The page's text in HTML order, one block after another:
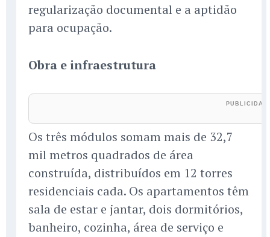
regularização documental e a aptidão
para ocupação.
Obra e infraestrutura
Os três módulos somam mais de 32,7
mil metros quadrados de área
construída, distribuídos em 12 torres
residenciais cada. Os apartamentos têm
sala de estar e jantar, dois dormitórios,
banheiro, cozinha, área de serviço e